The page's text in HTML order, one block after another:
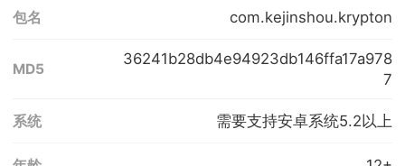
包名 com.kejinshou.krypton
MD5
36241b28db4e94923db146ffa17a978
7
系统 需要支持安卓系统5.2以上